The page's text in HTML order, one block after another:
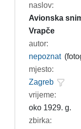
naslov:
Avionska
Vrapče
autor:
nepoznat
mjesto:
Zagreb
vrijeme:
oko 1929. g.
zbirka: